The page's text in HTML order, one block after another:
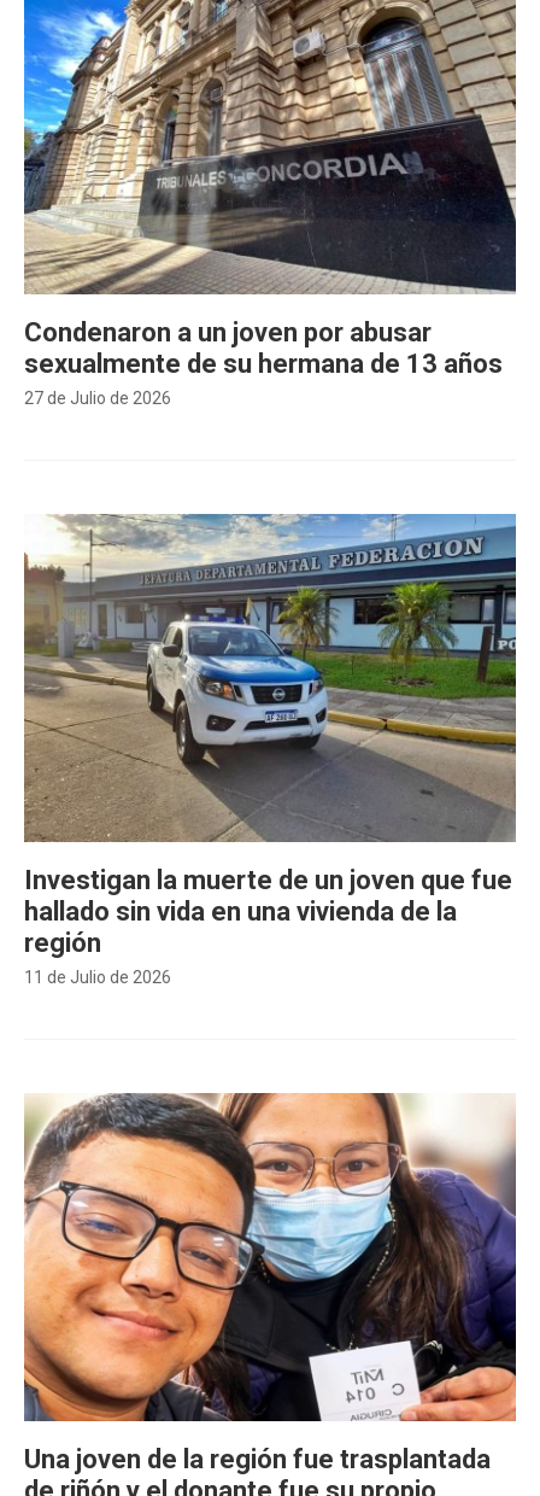
27 de Julio de 2026
Condenaron a un joven por abusar
sexualmente de su hermana de 13 años
11 de Julio de 2026
Investigan la muerte de un joven que fue
hallado sin vida en una vivienda de la
región
Una joven de la región fue trasplantada